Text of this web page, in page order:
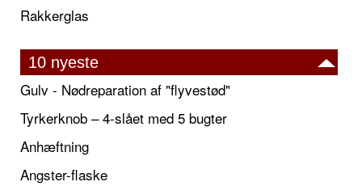
Rakkerglas
10 nyeste
Gulv - Nødreparation af "flyvestød"
Tyrkerknob – 4-slået med 5 bugter
Anhæftning
Angster-flaske